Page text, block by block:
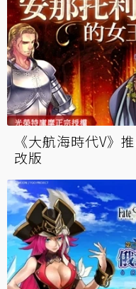
《大航海時代V》
改版